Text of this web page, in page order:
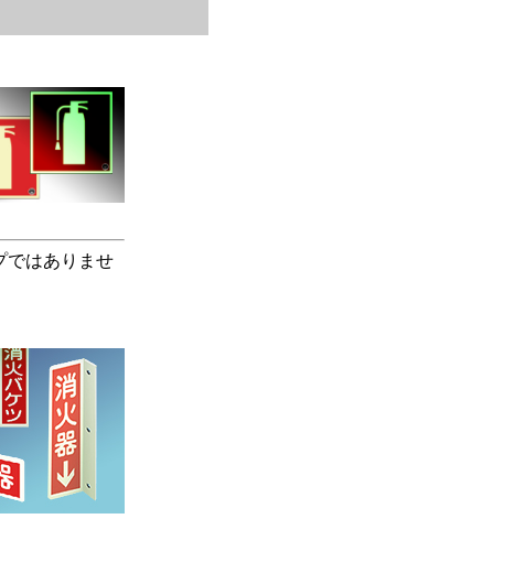
ではありませ